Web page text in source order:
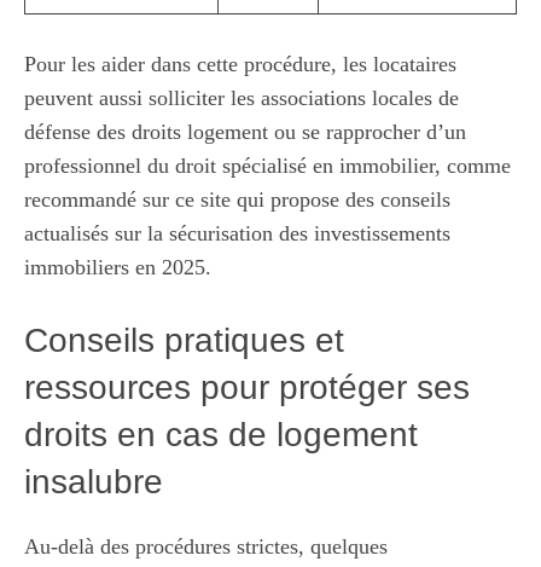
Pour les aider dans cette procédure, les locataires
peuvent aussi solliciter les associations locales de
défense des droits logement ou se rapprocher d’un
professionnel du droit spécialisé en immobilier, comme
recommandé sur ce site qui propose des conseils
actualisés sur la sécurisation des investissements
immobiliers en 2025.
Conseils pratiques et
ressources pour protéger ses
droits en cas de logement
insalubre
Au-delà des procédures strictes, quelques